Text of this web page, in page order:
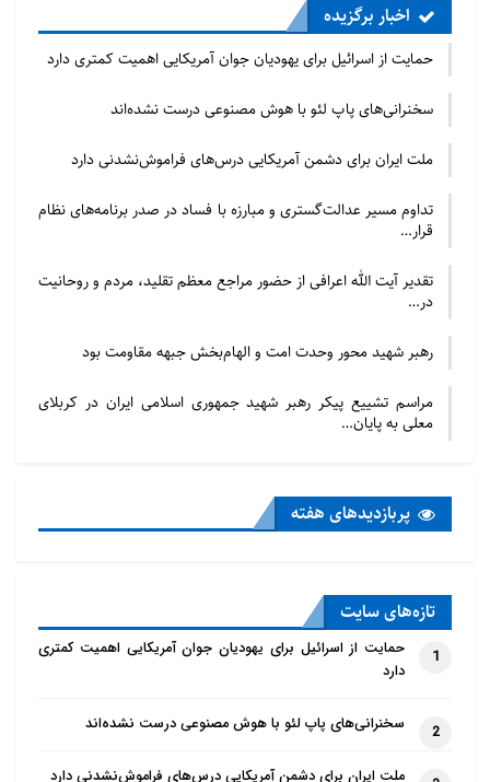
اخبار برگزیده
حمایت از اسرائیل برای یهودیان جوان آمریکایی اهمیت کمتری دارد
سخنرانی‌های پاپ لئو با هوش مصنوعی درست نشده‌اند
ملت ایران برای دشمن آمریکایی درس‌های فراموش‌نشدنی دارد
تداوم مسیر عدالت‌گستری و مبارزه با فساد در صدر برنامه‌های نظام
قرار…
تقدیر آیت الله اعرافی از حضور مراجع معظم تقلید، مردم و روحانیت
در…
رهبر شهید محور وحدت امت و الهام‌بخش جبهه مقاومت بود
مراسم تشییع پیکر رهبر شهید جمهوری اسلامی ایران در کربلای
معلی به پایان…
پربازدید‌های هفته
تازه‌‌های سایت
1
حمایت از اسرائیل برای یهودیان جوان آمریکایی اهمیت کمتری
دارد
2 سخنرانی‌های پاپ لئو با هوش مصنوعی درست نشده‌اند
ملت ایران برای دشمن آمریکایی درس‌های فراموش‌نشدنی دارد